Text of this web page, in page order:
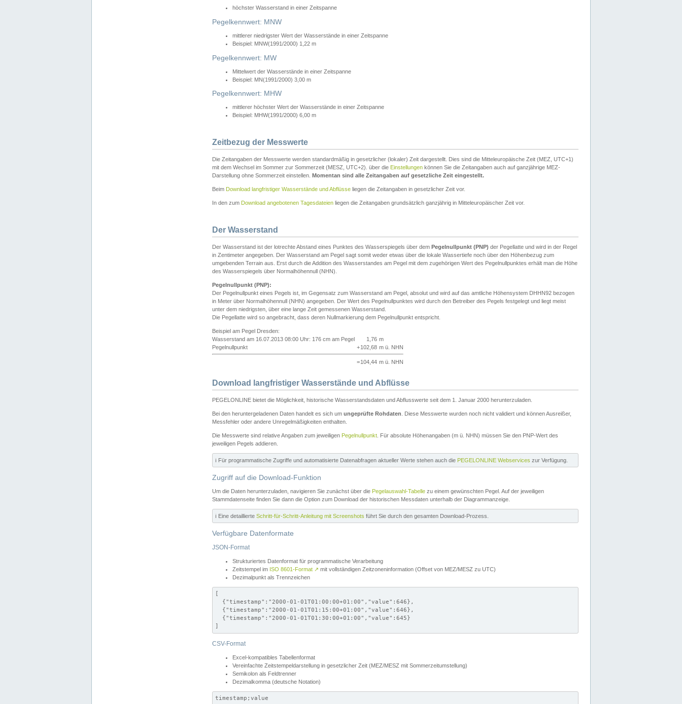
höchster Wasserstand in einer Zeitspanne
Pegelkennwert: MNW
mittlerer niedrigster Wert der Wasserstände in einer Zeitspanne
Beispiel: MNW(1991/2000) 1,22 m
Pegelkennwert: MW
Mittelwert der Wasserstände in einer Zeitspanne
Beispiel: MN(1991/2000) 3,00 m
Pegelkennwert: MHW
mittlerer höchster Wert der Wasserstände in einer Zeitspanne
Beispiel: MHW(1991/2000) 6,00 m
Zeitbezug der Messwerte
Die Zeitangaben der Messwerte werden standardmäßig in gesetzlicher (lokaler) Zeit dargestellt. Dies sind die Mitteleuropäische Zeit (MEZ, UTC+1)
mit dem Wechsel im Sommer zur Sommerzeit (MESZ, UTC+2). über die Einstellungen können Sie die Zeitangaben auch auf ganzjährige MEZ-
Darstellung ohne Sommerzeit einstellen. Momentan sind alle Zeitangaben auf gesetzliche Zeit eingestellt.
Beim Download langfristiger Wasserstände und Abflüsse liegen die Zeitangaben in gesetzlicher Zeit vor.
In den zum Download angebotenen Tagesdateien liegen die Zeitangaben grundsätzlich ganzjährig in Mitteleuropäischer Zeit vor.
Der Wasserstand
Der Wasserstand ist der lotrechte Abstand eines Punktes des Wasserspiegels über dem Pegelnullpunkt (PNP) der Pegellatte und wird in der Regel
in Zentimeter angegeben. Der Wasserstand am Pegel sagt somit weder etwas über die lokale Wassertiefe noch über den Höhenbezug zum
umgebenden Terrain aus. Erst durch die Addition des Wasserstandes am Pegel mit dem zugehörigen Wert des Pegelnullpunktes erhält man die Höhe
des Wasserspiegels über Normalhöhennull (NHN).
Pegelnullpunkt (PNP):
Der Pegelnullpunkt eines Pegels ist, im Gegensatz zum Wasserstand am Pegel, absolut und wird auf das amtliche Höhensystem DHHN92 bezogen
in Meter über Normalhöhennull (NHN) angegeben. Der Wert des Pegelnullpunktes wird durch den Betreiber des Pegels festgelegt und liegt meist
unter dem niedrigsten, über eine lange Zeit gemessenen Wasserstand.
Die Pegellatte wird so angebracht, dass deren Nullmarkierung dem Pegelnullpunkt entspricht.
Beispiel am Pegel Dresden:
Wasserstand am 16.07.2013 08:00 Uhr: 176 cm am Pegel
1,76 m
Pegelnullpunkt
+102,68 m ü. NHN
=104,44 m ü. NHN
Download langfristiger Wasserstände und Abflüsse
PEGELONLINE bietet die Möglichkeit, historische Wasserstandsdaten und Abflusswerte seit dem 1. Januar 2000 herunterzuladen.
Bei den heruntergeladenen Daten handelt es sich um ungeprüfte Rohdaten . Diese Messwerte wurden noch nicht validiert und können Ausreißer,
Messfehler oder andere Unregelmäßigkeiten enthalten.
Die Messwerte sind relative Angaben zum jeweiligen Pegelnullpunkt . Für absolute Höhenangaben (m ü. NHN) müssen Sie den PNP-Wert des
jeweiligen Pegels addieren.
ℹ️ Für programmatische Zugriffe und automatisierte Datenabfragen aktueller Werte stehen auch die PEGELONLINE Webservices zur Verfügung.
Zugriff auf die Download-Funktion
Um die Daten herunterzuladen, navigieren Sie zunächst über die Pegelauswahl-Tabelle zu einem gewünschten Pegel. Auf der jeweiligen
Stammdatenseite finden Sie dann die Option zum Download der historischen Messdaten unterhalb der Diagrammanzeige.
ℹ️ Eine detaillierte Schritt-für-Schritt-Anleitung mit Screenshots führt Sie durch den gesamten Download-Prozess.
Verfügbare Datenformate
JSON-Format
Strukturiertes Datenformat für programmatische Verarbeitung
Zeitstempel im ISO 8601-Format ↗ mit vollständigen Zeitzoneninformation (Offset von MEZ/MESZ zu UTC)
Dezimalpunkt als Trennzeichen
[
  {"timestamp":"2000-01-01T01:00:00+01:00","value":646},
  {"timestamp":"2000-01-01T01:15:00+01:00","value":646},
  {"timestamp":"2000-01-01T01:30:00+01:00","value":645}
]
CSV-Format
Excel-kompatibles Tabellenformat
Vereinfachte Zeitstempeldarstellung in gesetzlicher Zeit (MEZ/MESZ mit Sommerzeitumstellung)
Semikolon als Feldtrenner
Dezimalkomma (deutsche Notation)
timestamp;value